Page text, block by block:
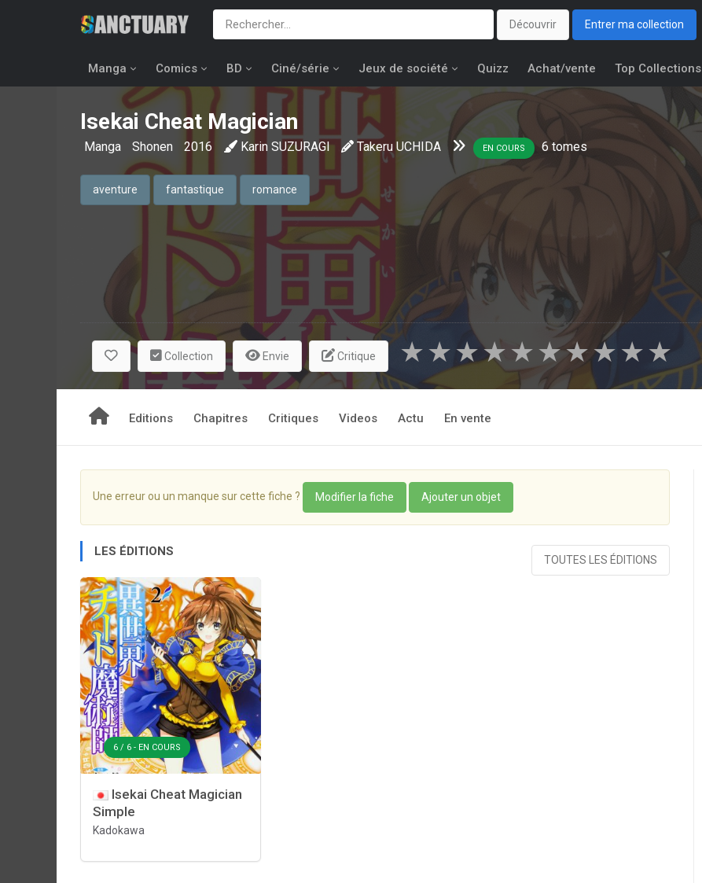
Découvrir Entrer ma collection
Manga Comics BD Ciné/série Jeux de société Quizz Achat/vente Top Collections
Isekai Cheat Magician
Manga Shonen 2016 Karin SUZURAGI Takeru UCHIDA EN COURS 6 tomes
aventure fantastique romance
Collection Envie Critique ★
★
★
★
★
★
★
★
★
★
Editions Chapitres Critiques Videos Actu En vente
Une erreur ou un manque sur cette fiche ? Modifier la fiche Ajouter un objet
LES ÉDITIONS
TOUTES LES ÉDITIONS
6 / 6 - EN COURS
Isekai Cheat Magician
Simple
Kadokawa